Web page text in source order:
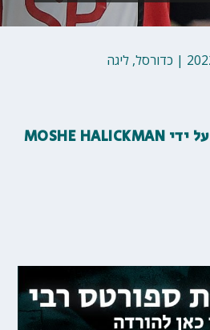
| כדורסל, ליגה
על ידי MOSHE HALICKMAN